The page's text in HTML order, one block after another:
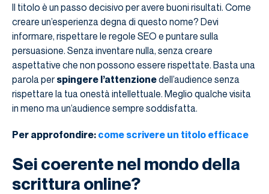
Il titolo è un passo decisivo per avere buoni risultati. Come
creare un’esperienza degna di questo nome? Devi
informare, rispettare le regole SEO e puntare sulla
persuasione. Senza inventare nulla, senza creare
aspettative che non possono essere rispettate. Basta una
parola perspingere l’attenzionedell’audience senza
rispettare la tua onestà intellettuale. Meglio qualche visita
in meno ma un’audience sempre soddisfatta.
Per approfondire: come scrivere un titolo efficace
Sei coerente nel mondo della
scrittura online?